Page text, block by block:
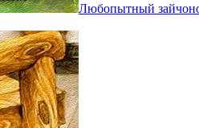
Любопытный